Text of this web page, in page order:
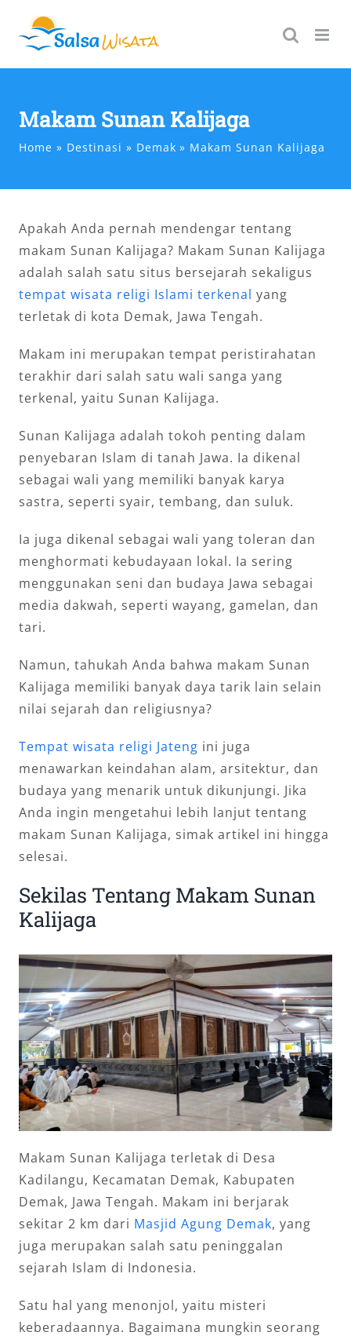
content
Makam Sunan Kalijaga
Home Destinasi Demak Makam Sunan Kalijaga
Apakah Anda pernah mendengar tentang
makam Sunan Kalijaga? Makam Sunan Kalijaga
adalah salah satu situs bersejarah sekaligus
tempat wisata religi Islami terkenal yang
terletak di kota Demak, Jawa Tengah.
Makam ini merupakan tempat peristirahatan
terakhir dari salah satu wali sanga yang
terkenal, yaitu Sunan Kalijaga.
Sunan Kalijaga adalah tokoh penting dalam
penyebaran Islam di tanah Jawa. Ia dikenal
sebagai wali yang memiliki banyak karya
sastra, seperti syair, tembang, dan suluk.
Ia juga dikenal sebagai wali yang toleran dan
menghormati kebudayaan lokal. Ia sering
menggunakan seni dan budaya Jawa sebagai
media dakwah, seperti wayang, gamelan, dan
tari.
Namun, tahukah Anda bahwa makam Sunan
Kalijaga memiliki banyak daya tarik lain selain
nilai sejarah dan religiusnya?
Tempat wisata religi Jateng ini juga
menawarkan keindahan alam, arsitektur, dan
budaya yang menarik untuk dikunjungi. Jika
Anda ingin mengetahui lebih lanjut tentang
makam Sunan Kalijaga, simak artikel ini hingga
selesai.
Sekilas Tentang Makam Sunan
Kalijaga
Makam Sunan Kalijaga terletak di Desa
Kadilangu, Kecamatan Demak, Kabupaten
Demak, Jawa Tengah. Makam ini berjarak
sekitar 2 km dari Masjid Agung Demak, yang
juga merupakan salah satu peninggalan
sejarah Islam di Indonesia.
Satu hal yang menonjol, yaitu misteri
keberadaannya. Bagaimana mungkin seorang